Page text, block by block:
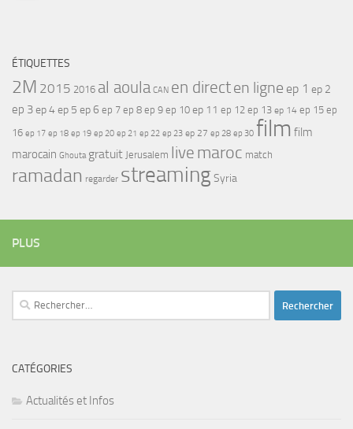
ÉTIQUETTES
2M 2015 2016 al aoula CAN en directen ligne ep 1 ep 2
ep 3ep 4ep 5 ep 6 ep 7 ep 8 ep 9 ep 10 ep 11 ep 12 ep 13 ep 14 ep 15 ep
16 ep 17 ep 18 ep 19 ep 20 ep 21 ep 22 ep 23 ep 27 ep 28 ep 30 film film
marocain Ghouta gratuit Jerusalem live maroc match
ramadan regarder streamingSyria
PLUS
Rechercher :
CATÉGORIES
Actualités et Infos